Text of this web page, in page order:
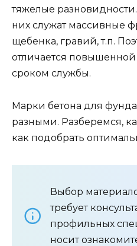
тяжелые
них служат массивные
щебенка, гравий, т.п.
отличается
сроком службы.
Марки бетона для
разными. Разберемся,
как подобрать
Выбор
требует
профильных
носит